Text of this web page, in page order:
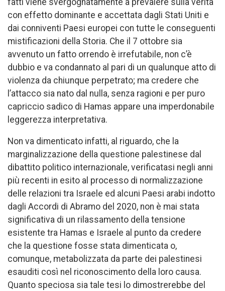
con effetto dominante e accettata dagli Stati Uniti e
dai conniventi Paesi europei con tutte le conseguenti
mistificazioni della Storia. Che il 7 ottobre sia
avvenuto un fatto orrendo è irrefutabile, non c’è
dubbio e va condannato al pari di un qualunque atto di
violenza da chiunque perpetrato; ma credere che
l’attacco sia nato dal nulla, senza ragioni e per puro
capriccio sadico di Hamas appare una imperdonabile
leggerezza interpretativa.
Non va dimenticato infatti, al riguardo, che la
marginalizzazione della questione palestinese dal
dibattito politico internazionale, verificatasi negli anni
più recenti in esito al processo di normalizzazione
delle relazioni tra Israele ed alcuni Paesi arabi indotto
dagli Accordi di Abramo del 2020, non è mai stata
significativa di un rilassamento della tensione
esistente tra Hamas e Israele al punto da credere
che la questione fosse stata dimenticata o,
comunque, metabolizzata da parte dei palestinesi
esauditi così nel riconoscimento della loro causa.
Quanto speciosa sia tale tesi lo dimostrerebbe del